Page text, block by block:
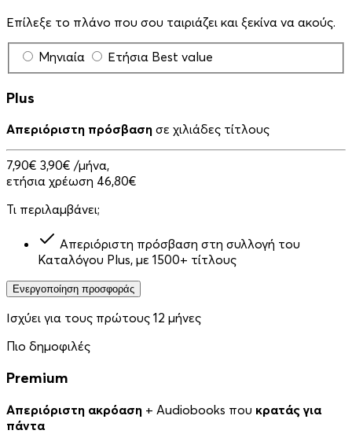
Επίλεξε το πλάνο που σου ταιριάζει και ξεκίνα να ακούς.
Μηνιαία Ετήσια Best value
Plus
Απεριόριστη πρόσβαση σε χιλιάδες τίτλους
7,90€ 3,90€ /μήνα,
ετήσια χρέωση 46,80€
Τι περιλαμβάνει;
Απεριόριστη πρόσβαση στη συλλογή του
Καταλόγου Plus, με 1500+ τίτλους
Ενεργοποίηση προσφοράς
Ισχύει για τους πρώτους 12 μήνες
Πιο δημοφιλές
Premium
Απεριόριστη ακρόαση + Audiobooks που κρατάς για
πάντα